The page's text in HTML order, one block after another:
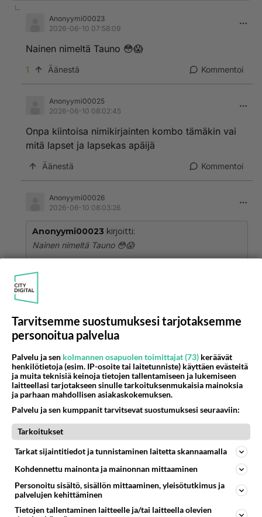
Anonyymi00023
2026-06-10 07:58:09
Nainen nimeltä Tauno 😳😱
1 Äänestä Kommentoi
Anonyymi00025
2026-06-10 08:02:45
Onpa kiintoisa nimikirjainten kombo tämäkin vai
mitä lapset ja lapsekas apäijä
Äänestä Kommentoi
Anonyymi00026
2026-06-10 08:03:26
Anonyymi00023 kirjoitti:
Nainen nimeltä Tauno 😳😱
Riistit ehkä feminiinisyyteni juuri, viattomuus on
menny jo ajat sitten
Anonyymi00027
Anonyymi00026kirjoitti:
Riistit ehkä feminiinisyyteni juuri, viattomuus on menny
jo ajat sitten
Liian ambivalenttia- eivät ymmärrä
Äänestä Kommentoi
Tarvitsemme suostumuksesi tarjotaksemme
personoitua palvelua
Palvelu ja sen kolmannen osapuolen toimittajat (73) keräävät
henkilötietoja (esim. IP-osoite tai laitetunniste) käyttäen evästeitä
ja muita teknisiä keinoja tietojen tallentamiseen ja lukemiseen
laitteellasi tarjotakseen sinulle tarkoituksenmukaisia mainoksia
ja parhaan mahdollisen asiakaskokemuksen.
Palvelu ja sen kumppanit tarvitsevat suostumuksesi seuraaviin:
Tarkoitukset
Tarkat sijaintitiedot ja tunnistaminen laitetta skannaamalla
Kohdennettu mainonta ja mainonnan mittaaminen
Personoitu sisältö, sisällön mittaaminen, yleisötutkimus ja
palvelujen kehittäminen
Tietojen tallentaminen laitteelle ja/tai laitteella olevien